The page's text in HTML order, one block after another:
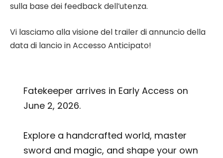
sulla base dei feedback dell’utenza.
Vi lasciamo alla visione del trailer di annuncio della
data di lancio in Accesso Anticipato!
Fatekeeper arrives in Early Access on
June 2, 2026.
Explore a handcrafted world, master
sword and magic, and shape your own